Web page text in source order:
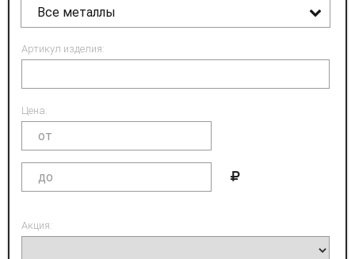
Все металлы
Артикул изделия:
Цена:
Акция: